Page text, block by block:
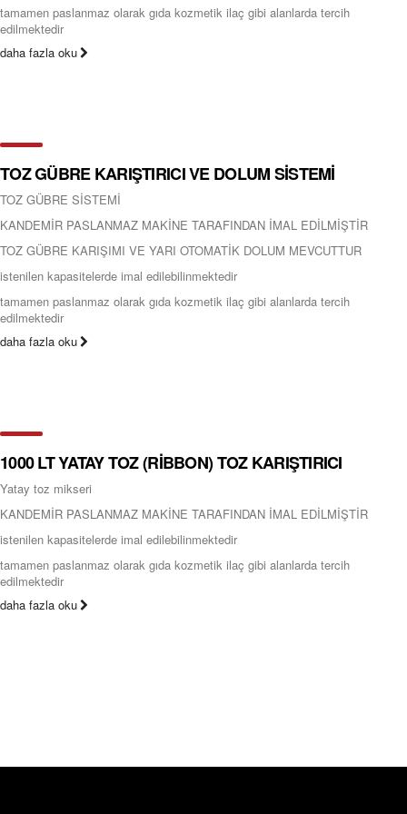
tamamen paslanmaz olarak gıda kozmetik ilaç gibi alanlarda tercih
edilmektedir
daha fazla oku
TOZ GÜBRE KARIŞTIRICI VE DOLUM SİSTEMİ
TOZ GÜBRE SİSTEMİ
KANDEMİR PASLANMAZ MAKİNE TARAFINDAN İMAL EDİLMİŞTİR
TOZ GÜBRE KARIŞIMI VE YARI OTOMATİK DOLUM MEVCUTTUR
istenilen kapasitelerde imal edilebilinmektedir
tamamen paslanmaz olarak gıda kozmetik ilaç gibi alanlarda tercih
edilmektedir
daha fazla oku
1000 LT YATAY TOZ (RİBBON) TOZ KARIŞTIRICI
Yatay toz mikseri
KANDEMİR PASLANMAZ MAKİNE TARAFINDAN İMAL EDİLMİŞTİR
istenilen kapasitelerde imal edilebilinmektedir
tamamen paslanmaz olarak gıda kozmetik ilaç gibi alanlarda tercih
edilmektedir
daha fazla oku